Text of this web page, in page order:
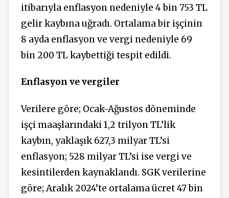
itibarıyla enflasyon nedeniyle 4 bin 753 TL
gelir kaybına uğradı. Ortalama bir işçinin
8 ayda enflasyon ve vergi nedeniyle 69
bin 200 TL kaybettiği tespit edildi.
Enflasyon ve vergiler
Verilere göre; Ocak-Ağustos döneminde
işçi maaşlarındaki 1,2 trilyon TL’lik
kaybın, yaklaşık 627,3 milyar TL’si
enflasyon; 528 milyar TL’si ise vergi ve
kesintilerden kaynaklandı. SGK verilerine
göre; Aralık 2024’te ortalama ücret 47 bin